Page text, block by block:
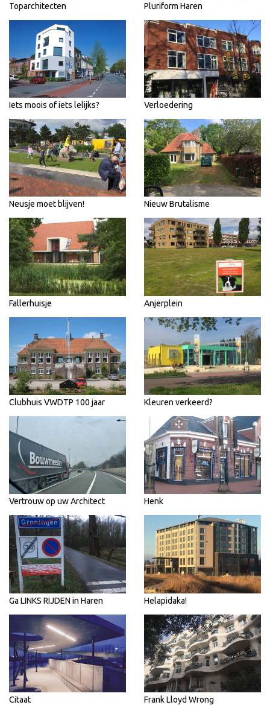
Toparchitecten Pluriform Haren
Iets moois of iets lelijks? Verloedering
Neusje moet blijven! Nieuw Brutalisme
Fallerhuisje Anjerplein
Clubhuis VWDTP 100 jaar Kleuren verkeerd?
Vertrouw op uw Architect Henk
Ga LINKS RIJDEN in Haren Helapidaka!
Citaat Frank Lloyd Wrong